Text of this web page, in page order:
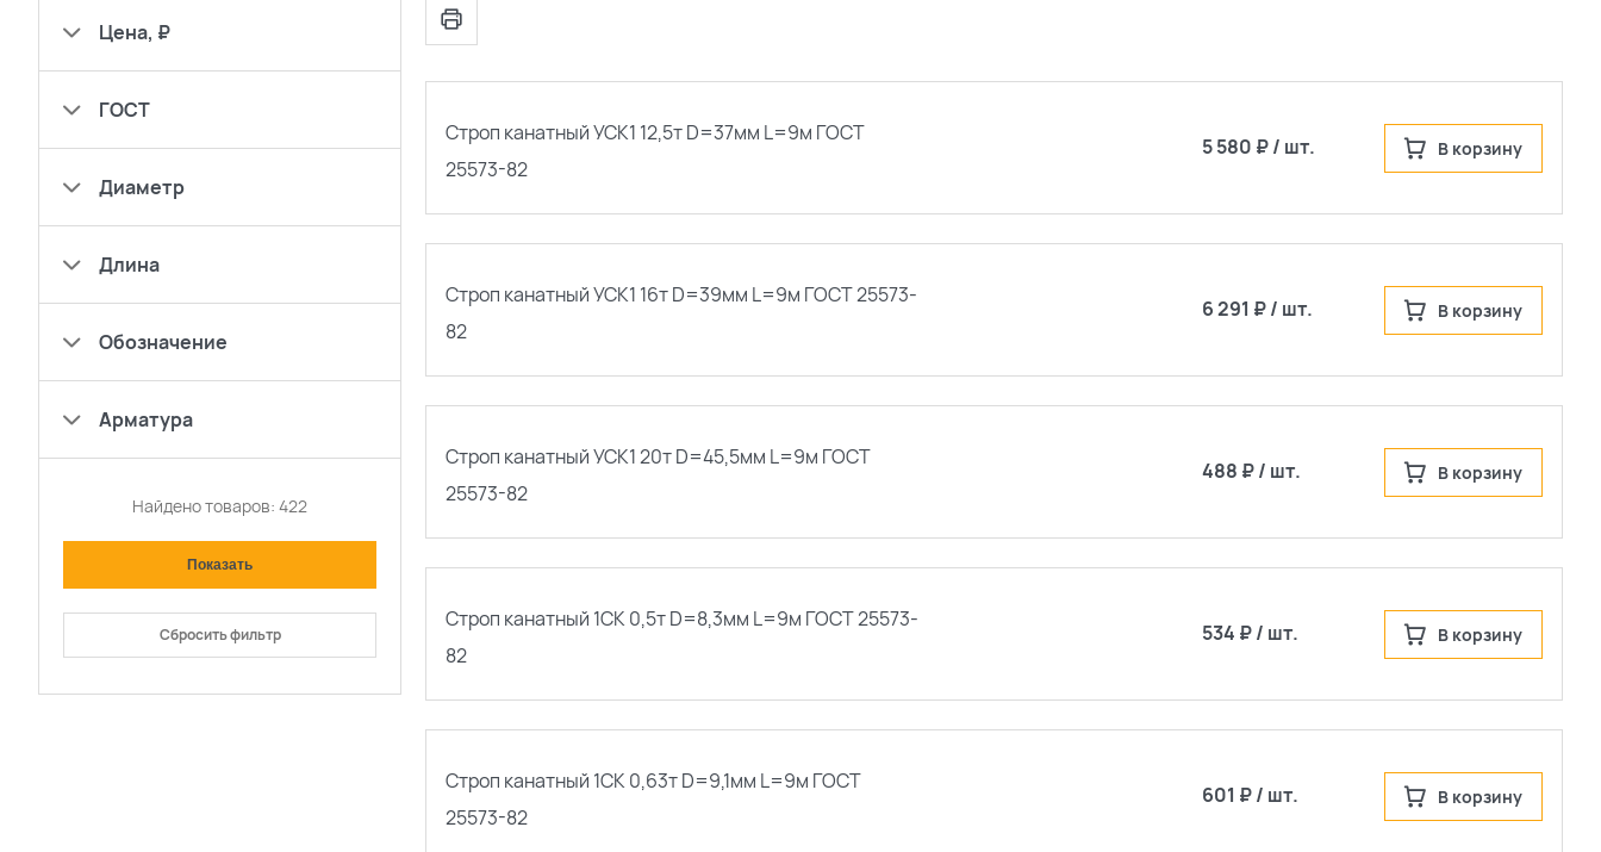
20 товаров
30 товаров
по цене (сначала дорогие)
сначала новые
Цена, ₽
ГОСТ
Диаметр
Длина
Обозначение
Арматура
Найдено товаров: 422
Сбросить фильтр
Строп канатный УСК1 12,5т D=37мм L=9м ГОСТ
25573-82
5 580 ₽ / шт. В корзину
Строп канатный УСК1 16т D=39мм L=9м ГОСТ 25573-
82
6 291 ₽ / шт. В корзину
Строп канатный УСК1 20т D=45,5мм L=9м ГОСТ
25573-82
488 ₽ / шт. В корзину
Строп канатный 1СК 0,5т D=8,3мм L=9м ГОСТ 25573-
82
534 ₽ / шт. В корзину
Строп канатный 1СК 0,63т D=9,1мм L=9м ГОСТ
25573-82
601 ₽ / шт. В корзину